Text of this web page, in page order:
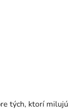
tých, ktorí milujú